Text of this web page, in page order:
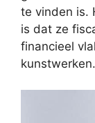
te vinden is.
is dat ze
financieel
kunstwerken.